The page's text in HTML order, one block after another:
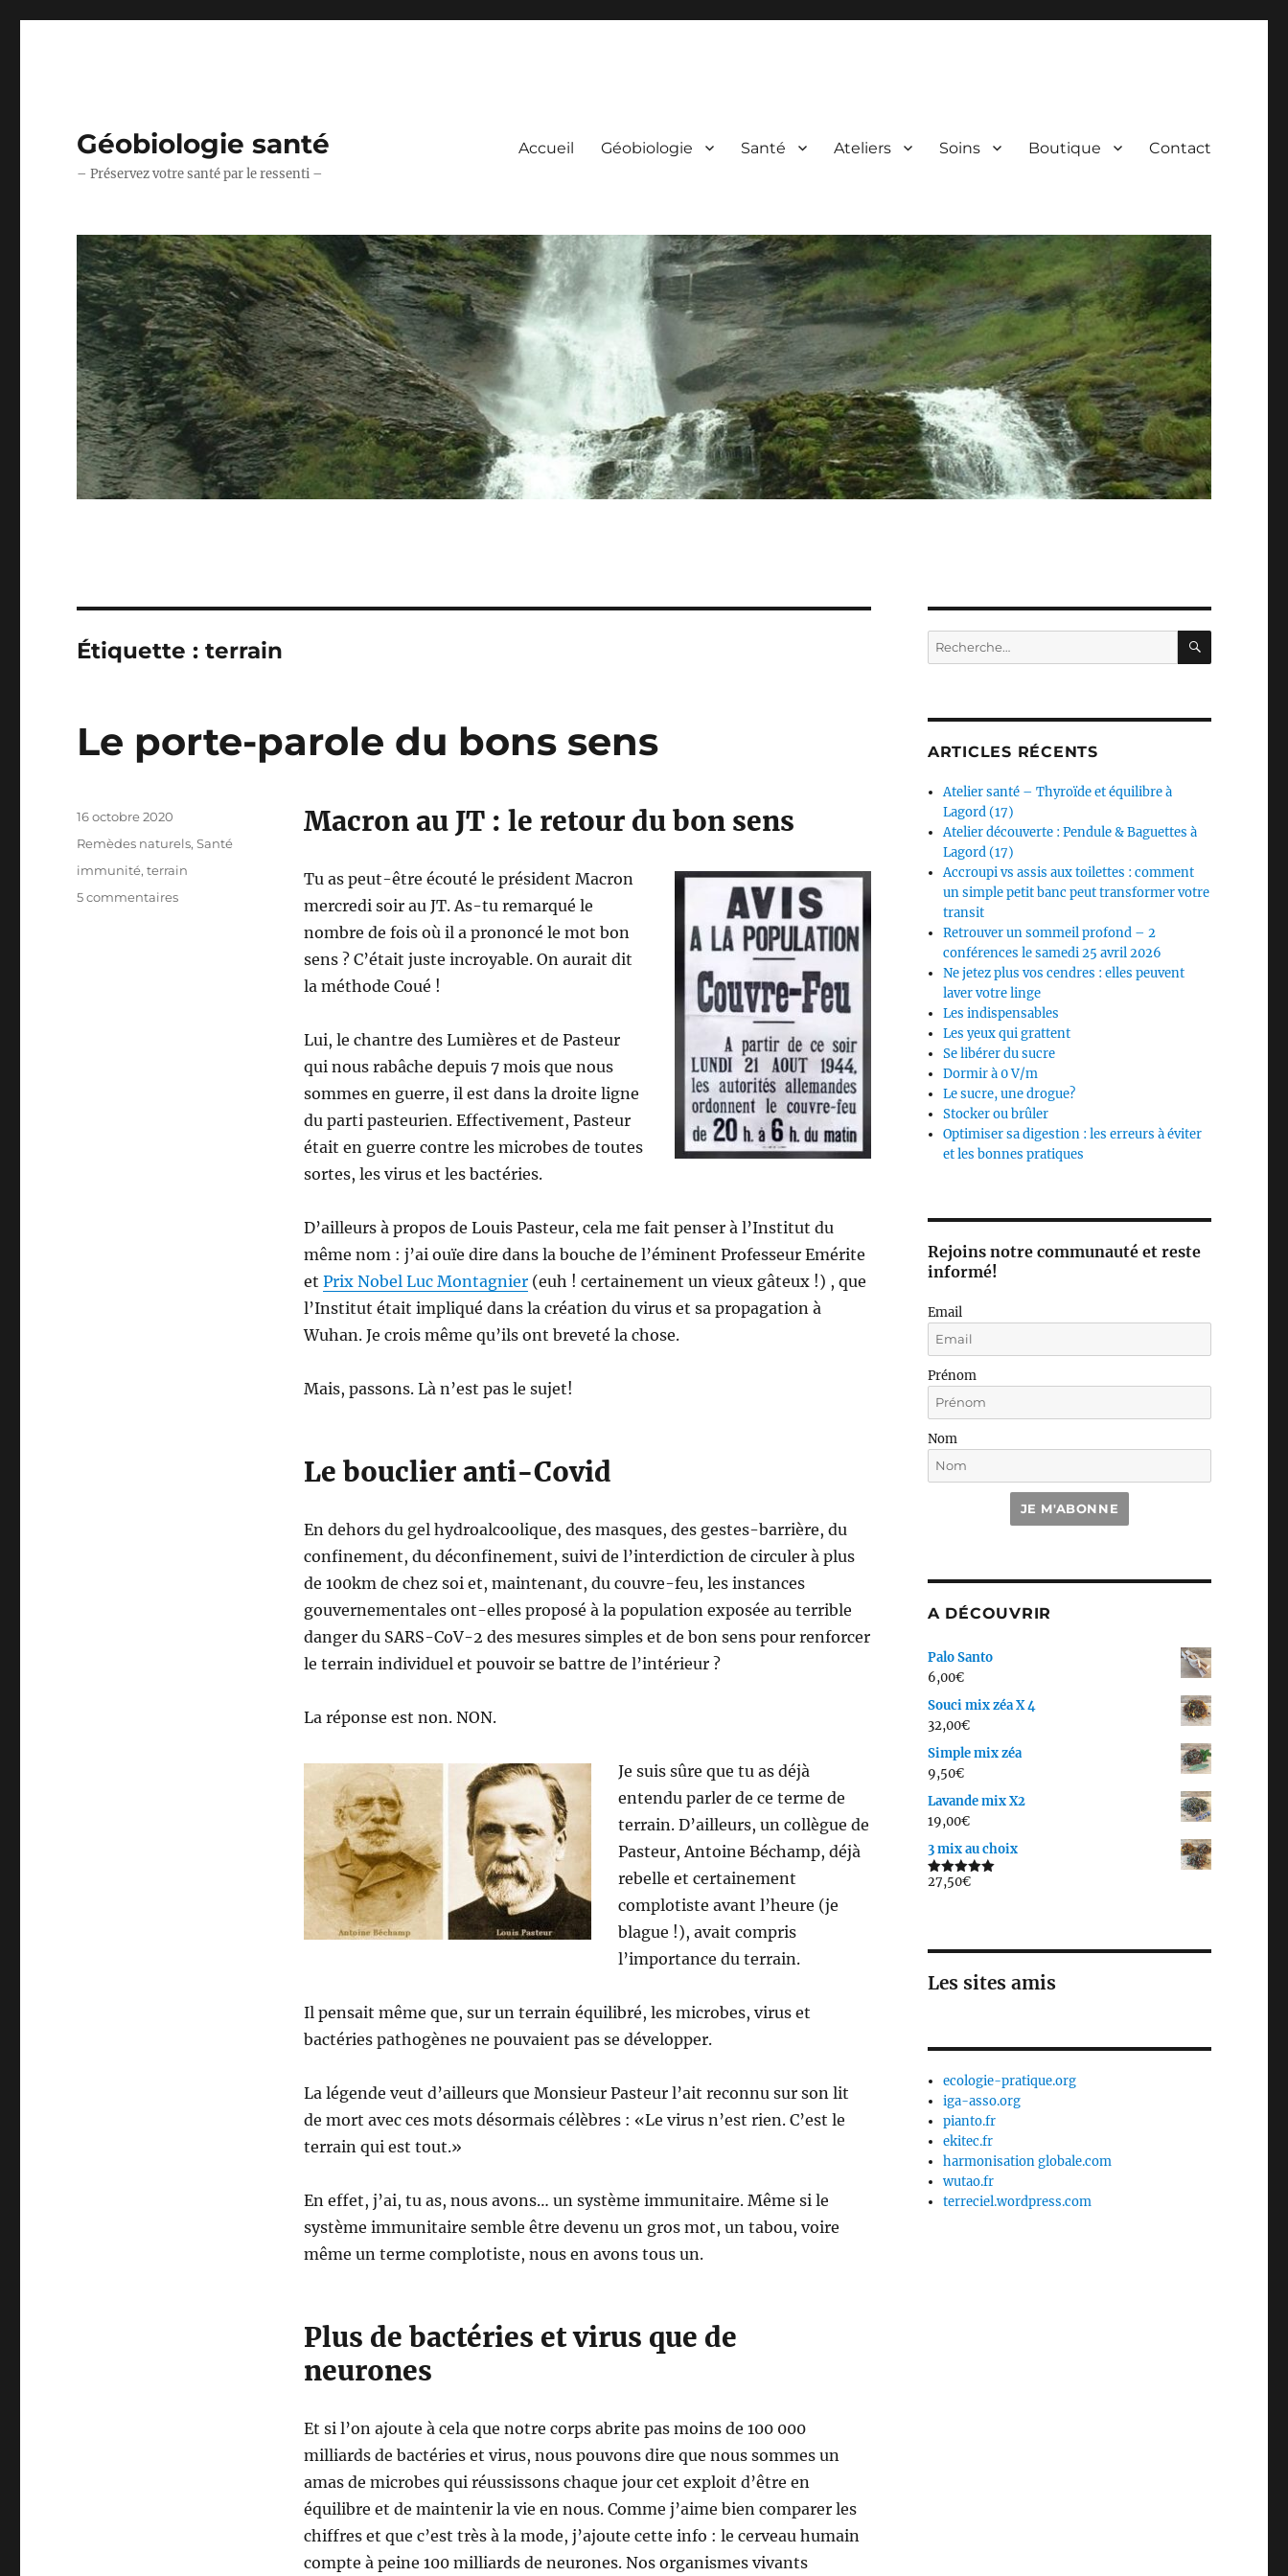
Géobiologie santé
– Préservez votre santé par le ressenti –
Accueil Géobiologie Santé Ateliers Soins Boutique Contact
Étiquette :terrain
Le porte-parole du bons sens
Macron au JT : le retour du bon sens
Tu as peut-être écouté le président Macron
mercredi soir au JT. As-tu remarqué le
nombre de fois où il a prononcé le mot bon
sens ? C’était juste incroyable. On aurait dit
la méthode Coué !
Lui, le chantre des Lumières et de Pasteur
qui nous rabâche depuis 7 mois que nous
sommes en guerre, il est dans la droite ligne
du parti pasteurien. Effectivement, Pasteur
était en guerre contre les microbes de toutes
sortes, les virus et les bactéries.
D’ailleurs à propos de Louis Pasteur, cela me fait penser à l’Institut du
même nom : j’ai ouïe dire dans la bouche de l’éminent Professeur Emérite
et Prix Nobel Luc Montagnier(euh ! certainement un vieux gâteux !) , que
l’Institut était impliqué dans la création du virus et sa propagation à
Wuhan. Je crois même qu’ils ont breveté la chose.
Mais, passons. Là n’est pas le sujet!
Le bouclier anti-Covid
En dehors du gel hydroalcoolique, des masques, des gestes-barrière, du
confinement, du déconfinement, suivi de l’interdiction de circuler à plus
de 100km de chez soi et, maintenant, du couvre-feu, les instances
gouvernementales ont-elles proposé à la population exposée au terrible
danger du SARS-CoV-2 des mesures simples et de bon sens pour renforcer
le terrain individuel et pouvoir se battre de l’intérieur ?
La réponse est non. NON.
Je suis sûre que tu as déjà
entendu parler de ce terme de
terrain. D’ailleurs, un collègue de
Pasteur, Antoine Béchamp, déjà
rebelle et certainement
complotiste avant l’heure (je
blague !), avait compris
l’importance du terrain.
Il pensait même que, sur un terrain équilibré, les microbes, virus et
bactéries pathogènes ne pouvaient pas se développer.
La légende veut d’ailleurs que Monsieur Pasteur l’ait reconnu sur son lit
de mort avec ces mots désormais célèbres : «Le virus n’est rien. C’est le
terrain qui est tout.»
En effet, j’ai, tu as, nous avons… un système immunitaire. Même si le
système immunitaire semble être devenu un gros mot, un tabou, voire
même un terme complotiste, nous en avons tous un.
Plus de bactéries et virus que de
neurones
Et si l’on ajoute à cela que notre corps abrite pas moins de 100 000
milliards de bactéries et virus, nous pouvons dire que nous sommes un
amas de microbes qui réussissons chaque jour cet exploit d’être en
équilibre et de maintenir la vie en nous. Comme j’aime bien comparer les
chiffres et que c’est très à la mode, j’ajoute cette info : le cerveau humain
compte à peine 100 milliards de neurones. Nos organismes vivants
Publié
16 octobre 2020
Catégories
Remèdes naturels,Santé
Étiquettes
immunité,terrain
5 commentairessur
Recherche
pour :
ARTICLES RÉCENTS
Atelier santé – Thyroïde et équilibre à
Lagord (17)
Atelier découverte : Pendule & Baguettes à
Lagord (17)
Accroupi vs assis aux toilettes : comment
un simple petit banc peut transformer votre
transit
Retrouver un sommeil profond – 2
conférences le samedi 25 avril 2026
Ne jetez plus vos cendres : elles peuvent
laver votre linge
Les indispensables
Les yeux qui grattent
Se libérer du sucre
Dormir à 0 V/m
Le sucre, une drogue?
Stocker ou brûler
Optimiser sa digestion : les erreurs à éviter
et les bonnes pratiques
Rejoins notre communauté et reste
informé!
Email
Prénom
Nom
JE M'ABONNE
A DÉCOUVRIR
Palo Santo
6,00€
Souci mix zéa X 4
32,00€
Simple mix zéa
9,50€
Lavande mix X2
19,00€
3 mix au choix
Note5.00
27,50€
Les sites amis
ecologie-pratique.org
iga-asso.org
pianto.fr
ekitec.fr
harmonisation globale.com
wutao.fr
terreciel.wordpress.com